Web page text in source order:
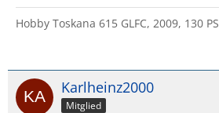
Hobby Toskana 615 GLFC, 2009, 130 PS
Karlheinz2000
Mitglied